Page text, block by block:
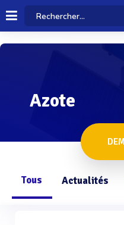
Azote
Tous Actualités